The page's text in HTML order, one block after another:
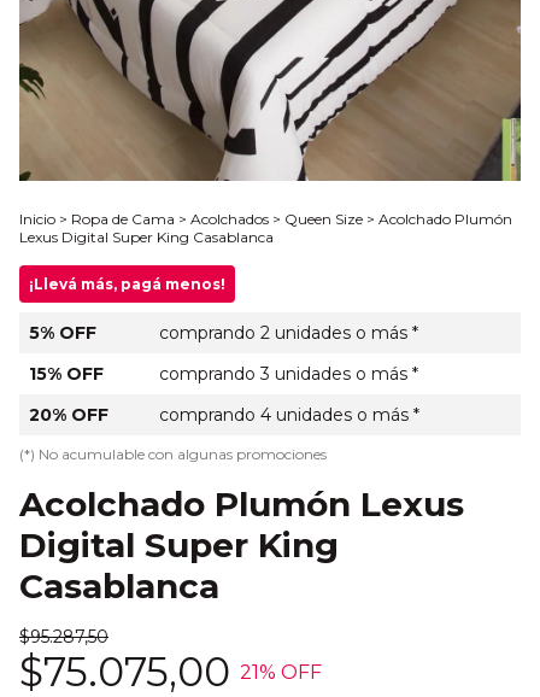
Inicio > Ropa de Cama > Acolchados > Queen Size > Acolchado Plumón
Lexus Digital Super King Casablanca
¡Llevá más, pagá menos!
5% OFF
comprando 2 unidades o más *
15% OFF
comprando 3 unidades o más *
20% OFF
comprando 4 unidades o más *
(*) No acumulable con algunas promociones
Acolchado Plumón Lexus
Digital Super King
Casablanca
$95.287,50
$75.075,00 21% OFF